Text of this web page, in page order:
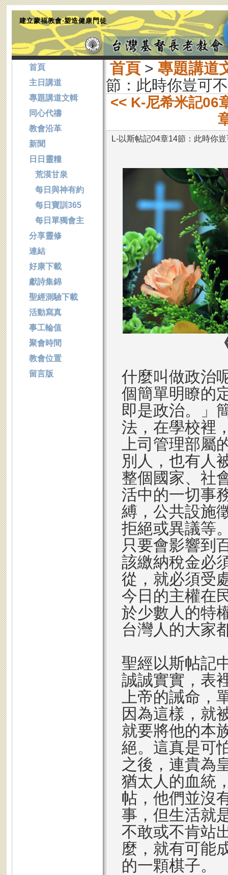
建立蒙福教會‧塑造健康門徒
首頁> 專題講道
節：此時你豈可
<< K-尼希米記06
L-以斯帖記04章14節：此時你
什麼叫做政治
個簡單明瞭的
即是政治。」
法，在學校裡
上司管理部屬
別人，也有人
整個國家、社
活中的一切事
縛，公共設施
拒絕或異議等
只要會影響到
該繳納稅金必
從，就必須受
今日的主權在
於少數人的特
台灣人的大家
聖經以斯帖記
誠誠實實，表
上帝的誡命，
因為這樣，就
就要將他的本
絕。這真是可
之後，連貴為
猶太人的血統
帖，他們並沒
事，但生活就
不敢或不肯站
麼，就有可能
的一顆棋子。
首頁
主日講道
專題講道文輯
同心代禱
教會沿革
新聞
日日靈糧
荒漠甘泉
每日與神有約
每日寶訓365
每日單獨會主
分享靈修
連結
好康下載
獻詩集錦
聖經測驗下載
活動寫真
事工輪值
聚會時間
教會位置
留言版